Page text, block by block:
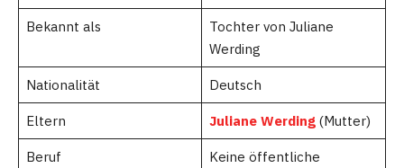
Bekannt als
Tochter von Juliane
Werding
Nationalität Deutsch
Eltern Juliane Werding(Mutter)
Beruf
Keine öffentliche